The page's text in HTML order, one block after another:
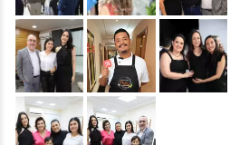
&nbsp; &nbsp; &nbsp;
&nbsp; &nbsp;